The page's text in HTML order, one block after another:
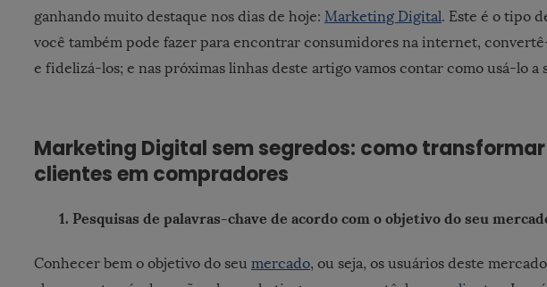
ganhando muito destaque nos dias de hoje: Marketing Digital. Este é o tipo
você também pode fazer para encontrar consumidores na internet,
e fidelizá-los; e nas próximas linhas deste artigo vamos contar como usá-lo a
Marketing Digital sem segredos: como
clientes em compradores
1. Pesquisas de palavras-chave de acordo com o objetivo do seu
Conhecer bem o objetivo do seu mercado, ou seja, os usuários deste